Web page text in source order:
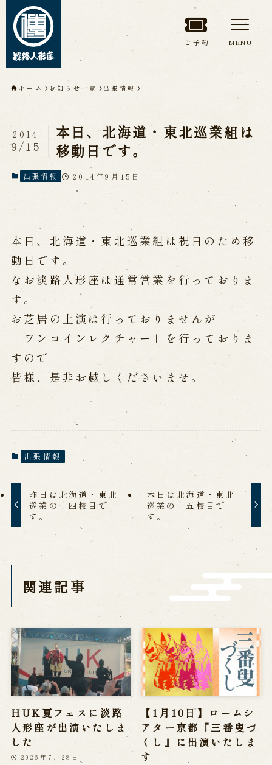
トップページ
淡路人形座について
淡路人形座とは
座員紹介
人間国宝 故鶴澤友路師匠
淡路人形座の成り立ち
淡路人形座で研修した人々
淡路人形浄瑠璃を受け継いで
公演情報
公演カレンダー
開催中の公演
近日開催の公演
出張公演
海外旅行客向け特別公演「くにうみ」
歴史
淡路島と国生み神話
南あわじ市の伝統芸能
ご利用案内
営業日時・料金
お問い合わせ
よくあるご質問
メールでお問い合わせ
お電話でお問い合わせ
予約
WEB予約
メールフォームから予約
ご予約 MENU
ホーム お知らせ一覧 出張情報
本日、北海道・東北巡業組は
移動日です。
2014
9/15
出張情報 2014年9月15日
本日、北海道・東北巡業組は祝日のため移
動日です。
なお淡路人形座は通常営業を行っておりま
す。
お芝居の上演は行っておりませんが
「ワンコインレクチャー」を行っておりま
すので
皆様、是非お越しくださいませ。
出張情報
昨日は北海道・東北
巡業の十四校目で
す。
本日は北海道・東北
巡業の十五校目で
す。
関連記事
HUK夏フェスに淡路
人形座が出演いたしま
した
2026年7月28日
【1月10日】ロームシ
アター京都『三番叟づ
くし』に出演いたしま
す